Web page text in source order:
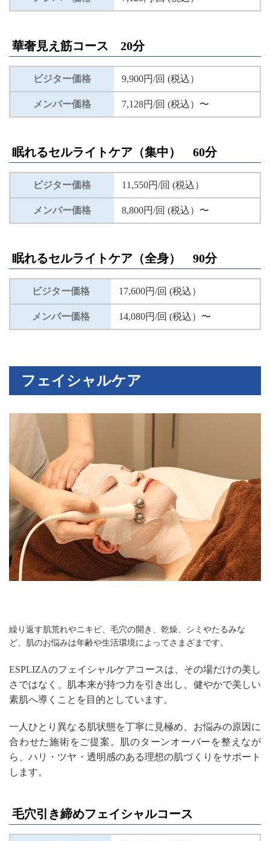
華奢見え筋コース 20分
ビジター価格 9,900円/回 (税込）
メンバー価格 7,128円/回 (税込）〜
眠れるセルライトケア（集中） 60分
ビジター価格 11,550円/回 (税込）
メンバー価格 8,800円/回 (税込）〜
眠れるセルライトケア（全身） 90分
ビジター価格 17,600円/回 (税込）
メンバー価格 14,080円/回 (税込）〜
フェイシャルケア
繰り返す肌荒れやニキビ、毛穴の開き、乾燥、シミやたるみな
ど、肌のお悩みは年齢や生活環境によってさまざまです。
ESPLIZAのフェイシャルケアコースは、その場だけの美し
さではなく、肌本来が持つ力を引き出し、健やかで美しい
素肌へ導くことを目的としています。
一人ひとり異なる肌状態を丁寧に見極め、お悩みの原因に
合わせた施術をご提案。肌のターンオーバーを整えなが
ら、ハリ・ツヤ・透明感のある理想の肌づくりをサポート
します。
毛穴引き締めフェイシャルコース